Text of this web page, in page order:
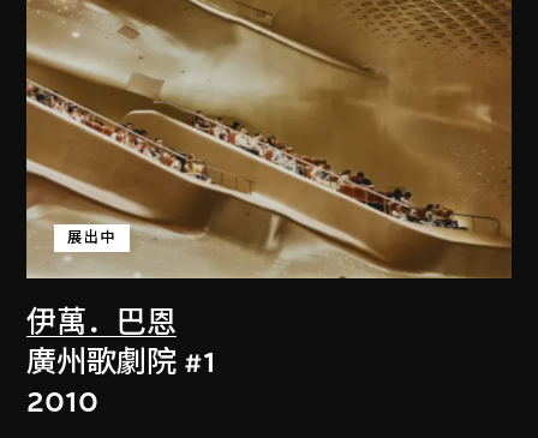
伊萬．巴恩
展出中
廣州歌劇院 #1
2010